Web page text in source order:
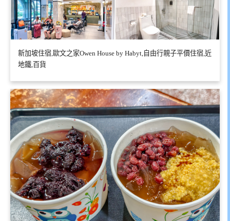
新加坡住宿,歐文之家Owen House by Habyt,自由行親子平價住宿,近
地鐵,百貨